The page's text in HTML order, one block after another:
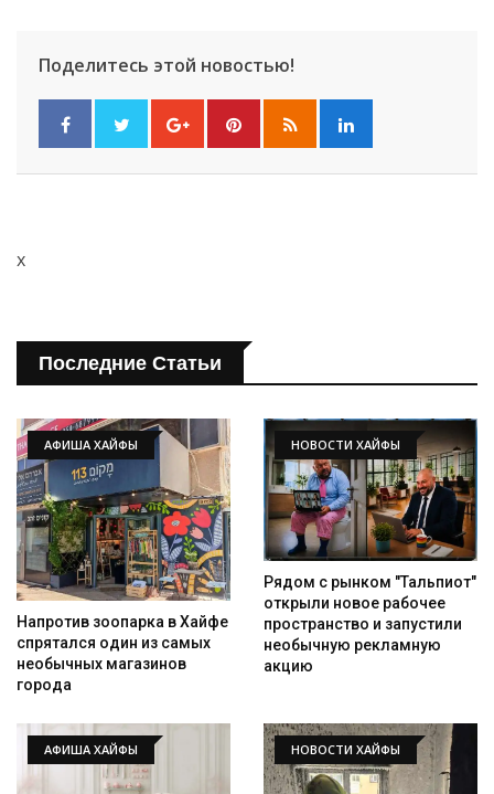
Поделитесь этой новостью!
x
Последние Статьи
АФИША ХАЙФЫ
Напротив зоопарка в Хайфе
спрятался один из самых
необычных магазинов
города
НОВОСТИ ХАЙФЫ
Рядом с рынком "Тальпиот"
открыли новое рабочее
пространство и запустили
необычную рекламную
акцию
АФИША ХАЙФЫ НОВОСТИ ХАЙФЫ